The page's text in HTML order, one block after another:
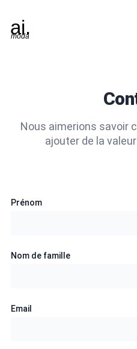
Nous aimerions savoir
ajouter de la
Prénom
Nom de famille
Email